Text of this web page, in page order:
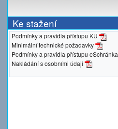
Ke stažení
Podmínky a pravidla přístupu KU
Minimální technické požadavky
Podmínky a pravidla přístupu eSchránka
Nakládání s osobními údaji